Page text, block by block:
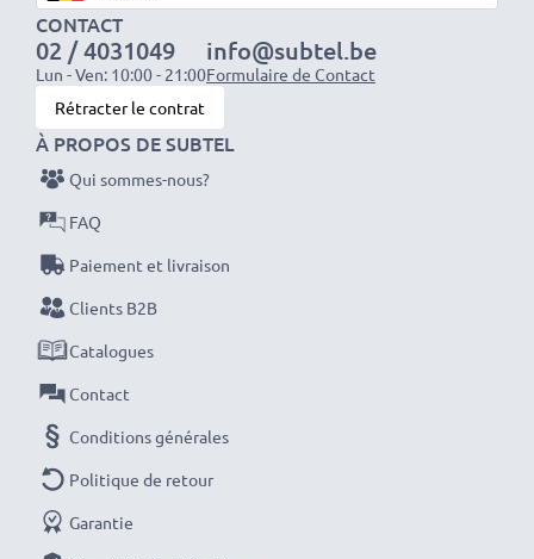
Optez pour CELLONIC et ne faites aucun compromis
sur la qualité. Passez votre commande dès maintenant
CONTACT
02 / 4031049
Lun - Ven: 10:00 - 21:00
info@subtel.be
Formulaire de Contact
Rétracter le contrat
À PROPOS DE SUBTEL
Qui sommes-nous?
FAQ
Paiement et livraison
Clients B2B
Catalogues
Contact
Conditions générales
Politique de retour
Garantie